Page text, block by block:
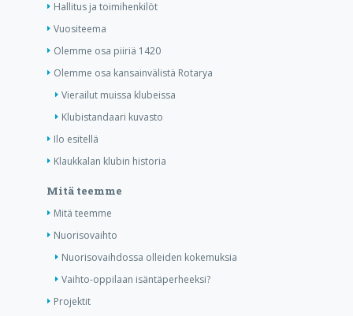
Hallitus ja toimihenkilöt
Vuositeema
Olemme osa piiriä 1420
Olemme osa kansainvälistä Rotarya
Vierailut muissa klubeissa
Klubistandaari kuvasto
Ilo esitellä
Klaukkalan klubin historia
Mitä teemme
Mitä teemme
Nuorisovaihto
Nuorisovaihdossa olleiden kokemuksia
Vaihto-oppilaan isäntäperheeksi?
Projektit